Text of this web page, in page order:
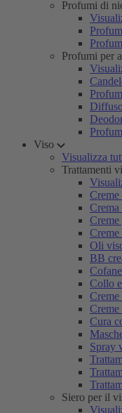
Profumi di
Profumi per
Viso
Visualizza
Trattamenti
Creme
Crema
Creme
Oli
BB
Collo
Creme
Creme
Cura
Spray
Siero per il